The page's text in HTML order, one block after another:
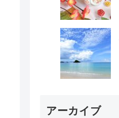
アーカイブ